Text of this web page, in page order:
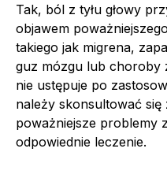
Tak, ból z tyłu głowy
objawem
takiego jak migrena,
guz mózgu lub choroby
nie ustępuje po
należy skonsultować
poważniejsze problemy
odpowiednie leczenie.